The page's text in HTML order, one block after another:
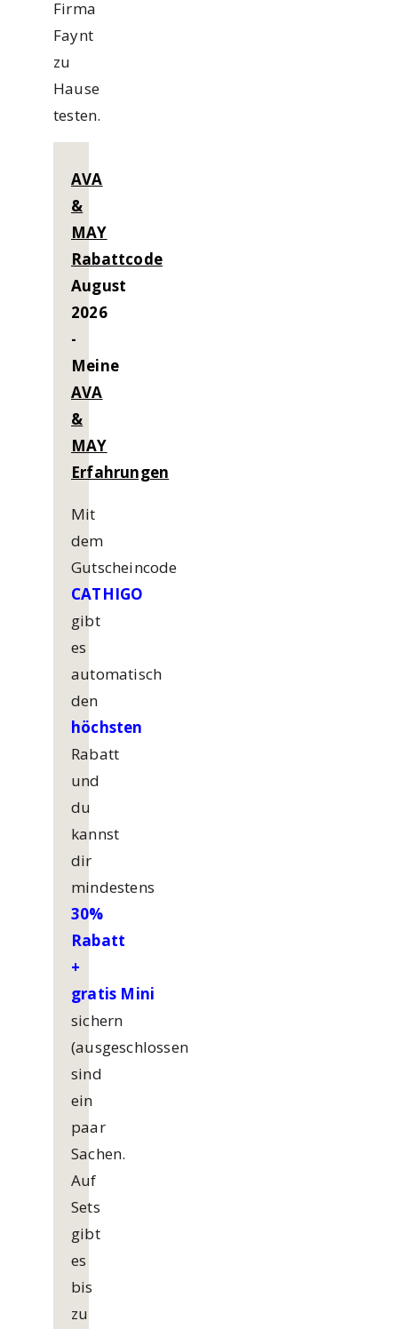
Firma
Faynt
zu
Hause
testen.
AVA
&
MAY
Rabattcode
August
2026
-
Meine
AVA
&
MAY
Erfahrungen
Mit
dem
Gutscheincode
CATHIGO
gibt
es
automatisch
den
höchsten
Rabatt
und
du
kannst
dir
mindestens
30%
Rabatt
+
gratis Mini
sichern
(ausgeschlossen
sind
ein
paar
Sachen.
Auf
Sets
gibt
es
bis
zu